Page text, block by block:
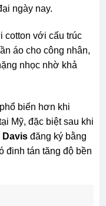
ngày nay.
cotton với cấu trúc
áo cho công nhân,
nhọc nhờ khả
biến hơn khi
Mỹ, đặc biệt sau khi
Davisđăng ký bằng
đinh tán tăng độ bền